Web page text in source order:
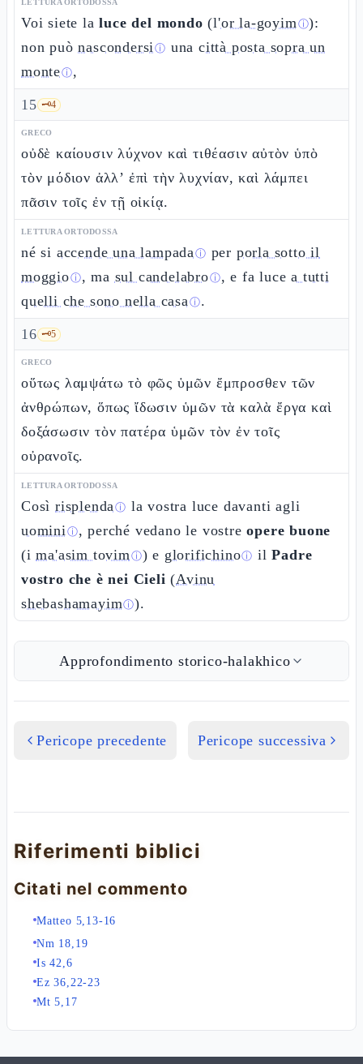
LETTURA ORTODOSSA
Voi siete laluce del mondo (l'or la-goyimⓘ):
non puònascondersiⓘ unacittà posta sopra un
monteⓘ,
15 🗝️4
GRECO
οὐδὲ καίουσιν λύχνον καὶ τιθέασιν αὐτὸν ὑπὸ
τὸν μόδιον ἀλλ’ ἐπὶ τὴν λυχνίαν, καὶ λάμπει
πᾶσιν τοῖς ἐν τῇ οἰκίᾳ.
LETTURA ORTODOSSA
né si accende una lampadaⓘ per porla sotto il
moggioⓘ, ma sul candelabroⓘ, e fa lucea tutti
quelli che sono nella casaⓘ.
16 🗝️5
GRECO
οὕτως λαμψάτω τὸ φῶς ὑμῶν ἔμπροσθεν τῶν
ἀνθρώπων, ὅπως ἴδωσιν ὑμῶν τὰ καλὰ ἔργα καὶ
δοξάσωσιν τὸν πατέρα ὑμῶν τὸν ἐν τοῖς
οὐρανοῖς.
LETTURA ORTODOSSA
Così risplendaⓘ la vostra luce davanti agli
uominiⓘ, perché vedano le vostreopere buone
(ima'asim tovimⓘ) e glorifichinoⓘ ilPadre
vostro che è nei Cieli (Avinu
shebashamayimⓘ).
Approfondimento storico-halakhico
Pericope precedente Pericope successiva
Riferimenti biblici
Citati nel commento
Matteo 5,13-16
Nm 18,19
Is 42,6
Ez 36,22-23
Mt 5,17